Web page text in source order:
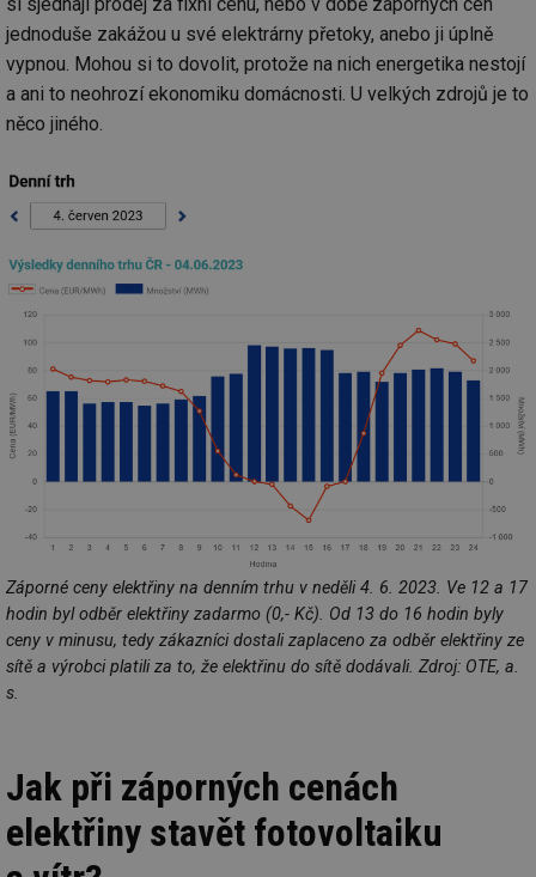
jednoduše zakážou u své elektrárny přetoky, anebo ji úplně
vypnou. Mohou si to dovolit, protože na nich energetika nestojí
a ani to neohrozí ekonomiku domácnosti. U velkých zdrojů je to
něco jiného.
Záporné ceny elektřiny na denním trhu v neděli 4. 6. 2023. Ve 12 a 17
hodin byl odběr elektřiny zadarmo (0,- Kč). Od 13 do 16 hodin byly
ceny v minusu, tedy zákazníci dostali zaplaceno za odběr elektřiny ze
sítě a výrobci platili za to, že elektřinu do sítě dodávali. Zdroj: OTE, a.
s.
Jak při záporných cenách
elektřiny stavět fotovoltaiku